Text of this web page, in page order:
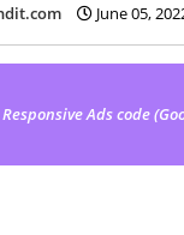
June 05,
Ads code